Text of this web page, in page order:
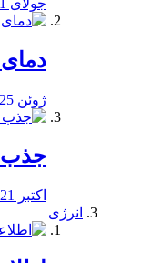
دمای
ژوئن 25, 2020
جذب
اکتبر 21, 2019
انرژی